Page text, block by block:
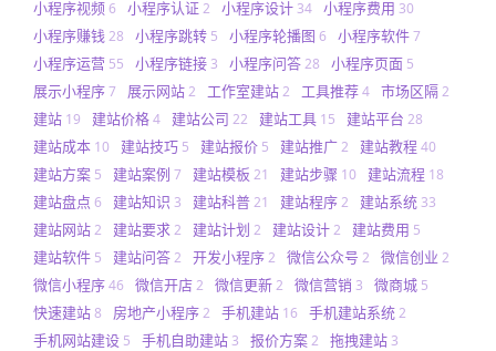
小程序视频6 小程序认证2 小程序设计 34 小程序费用 30
小程序赚钱28 小程序跳转 5 小程序轮播图 6 小程序软件7
小程序运营 55 小程序链接 3 小程序问答28 小程序页面 5
展示小程序7 展示网站2 工作室建站2 工具推荐4 市场区隔2
建站 19 建站价格4 建站公司 22 建站工具 15 建站平台 28
建站成本 10 建站技巧 5 建站报价 5 建站推广2 建站教程40
建站方案 5 建站案例 7 建站模板 21 建站步骤 10 建站流程 18
建站盘点 6 建站知识 3 建站科普21 建站程序2 建站系统 33
建站网站2 建站要求2 建站计划 2 建站设计2 建站费用 5
建站软件 5 建站问答2 开发小程序2 微信公众号 2 微信创业 2
微信小程序46 微信开店2 微信更新2 微信营销 3 微商城 5
快速建站8 房地产小程序2 手机建站 16 手机建站系统2
手机网站建设 5 手机自助建站 3 报价方案2 拖拽建站 3